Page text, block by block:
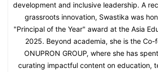
development and inclusive leadership. A
grassroots innovation, Swastika was
"Principal of the Year" award at the Asia
2025. Beyond academia, she is the Co-
ONUPRON GROUP, where she has
curating impactful content on education,